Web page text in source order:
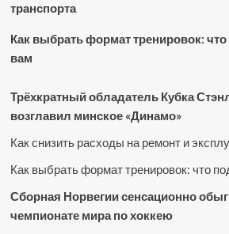
транспорта
Как выбрать формат тренировок:
вам
Трёхкратный обладатель Кубка
возглавил минское «Динамо»
Как снизить расходы на ремонт и
Как выбрать формат тренировок: что
Сборная Норвегии сенсационно
чемпионате мира по хоккею